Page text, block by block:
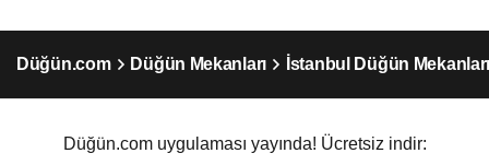
Düğün.com Düğün Mekanları İstanbul Düğün
Düğün.com uygulaması yayında! Ücretsiz indir: